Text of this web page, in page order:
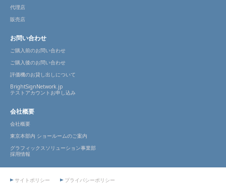
代理店
販売店
お問い合わせ
ご購入前のお問い合わせ
ご購入後のお問い合わせ
評価機のお貸し出しについて
BrightSignNetwork.jp
テストアカウントお申し込み
会社概要
会社概要
東京本部内 ショールームのご案内
グラフィックスソリューション事業部
採用情報
サイトポリシー プライバシーポリシー